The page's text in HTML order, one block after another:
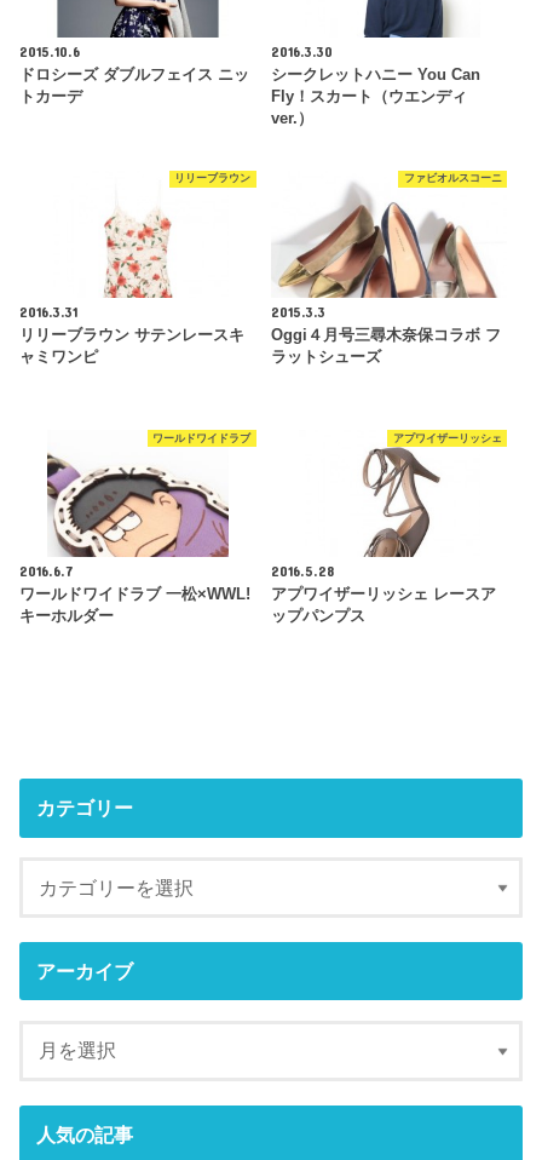
2015.10.6
ドロシーズ ダブルフェイス ニッ
トカーデ
2016.3.30
シークレットハニー You Can
Fly！スカート（ウエンディ
ver.）
リリーブラウン
2016.3.31
リリーブラウン サテンレースキ
ャミワンピ
ファビオルスコーニ
2015.3.3
Oggi４月号三尋木奈保コラボ フ
ラットシューズ
ワールドワイドラブ
2016.6.7
ワールドワイドラブ 一松×WWL!
キーホルダー
アプワイザーリッシェ
2016.5.28
アプワイザーリッシェ レースア
ップパンプス
カテゴリー
アーカイブ
人気の記事